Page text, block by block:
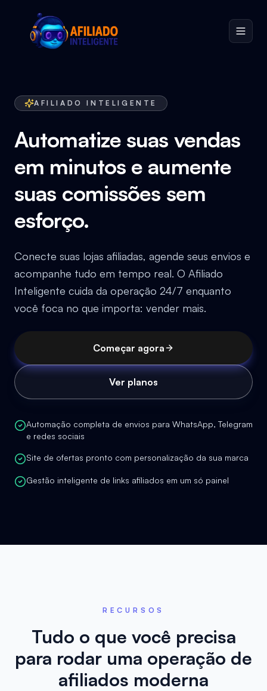
AFILIADO INTELIGENTE
Automatize suas vendas
em minutos e aumente
suas comissões sem
esforço.
Conecte suas lojas afiliadas, agende seus envios e
acompanhe tudo em tempo real. O Afiliado
Inteligente cuida da operação 24/7 enquanto
você foca no que importa: vender mais.
Começar agora
Ver planos
Automação completa de envios para WhatsApp, Telegram
e redes sociais
Site de ofertas pronto com personalização da sua marca
Gestão inteligente de links afiliados em um só painel
RECURSOS
Tudo o que você precisa
para rodar uma operação de
afiliados moderna